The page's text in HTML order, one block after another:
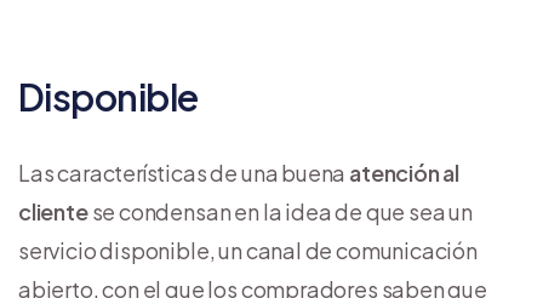
Disponible
Las características de una buena atención al
clientese condensan en la idea de que sea un
servicio disponible, un canal de comunicación
abierto, con el que los compradores saben que